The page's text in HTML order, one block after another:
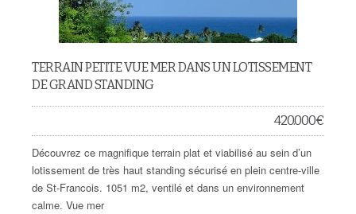
TERRAIN PETITE VUE MER DANS UN LOTISSEMENT
DE GRAND STANDING
420.000€
Découvrez ce magnifique terrain plat et viabilisé au sein d’un
lotissement de très haut standing sécurisé en plein centre-ville
de St-Francois. 1051 m2, ventilé et dans un environnement
calme. Vue mer